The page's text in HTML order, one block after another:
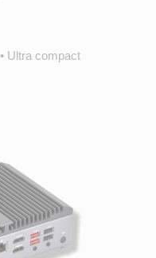
• Ultra compact